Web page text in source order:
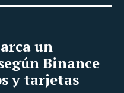
un
Binance
y tarjetas